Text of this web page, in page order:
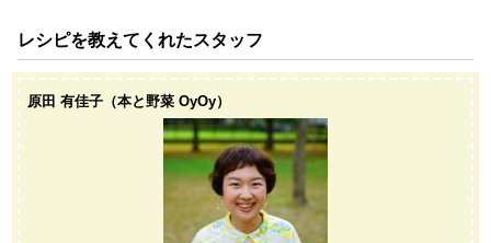
レシピを教えてくれたスタッフ
原田 有佳子（本と野菜 OyOy）